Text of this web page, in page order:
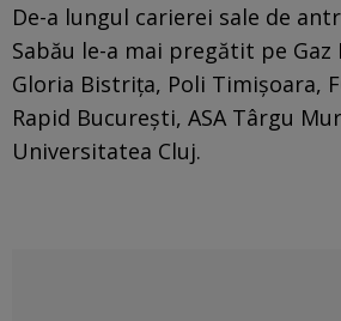
De-a lungul carierei sale de
Sabău le-a mai pregătit pe Gaz
Gloria Bistrița, Poli Timișoara,
Rapid București, ASA Târgu
Universitatea Cluj.